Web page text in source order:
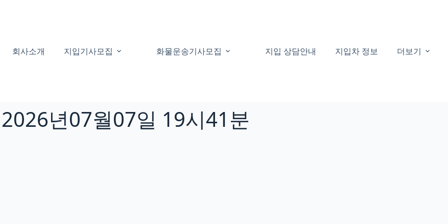
회사소개 지입기사모집 화물운송기사모집 지입 상담안내 지입차 정보 더보기
년07월07일 19시41분